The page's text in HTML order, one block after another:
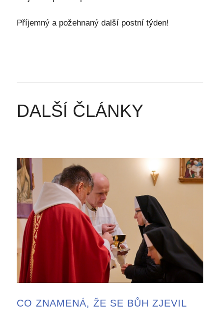
Příjemný a požehnaný další postní týden!
DALŠÍ ČLÁNKY
CO ZNAMENÁ, ŽE SE BŮH ZJEVIL